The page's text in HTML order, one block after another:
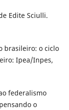
Edite Sciulli.
brasileiro: o ciclo
Ipea/Inpes,
federalismo
o